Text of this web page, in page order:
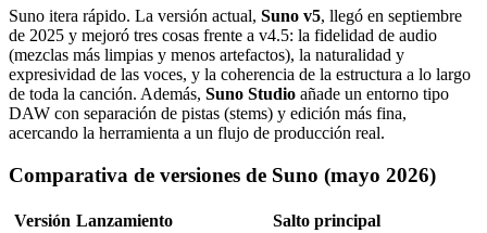
Suno itera rápido. La versión actual, Suno v5, llegó en septiembre
de 2025 y mejoró tres cosas frente a v4.5: la fidelidad de audio
(mezclas más limpias y menos artefactos), la naturalidad y
expresividad de las voces, y la coherencia de la estructura a lo largo
de toda la canción. Además, Suno Studio añade un entorno tipo
DAW con separación de pistas (stems) y edición más fina,
acercando la herramienta a un flujo de producción real.
Comparativa de versiones de Suno (mayo 2026)
Versión Lanzamiento
Salto principal